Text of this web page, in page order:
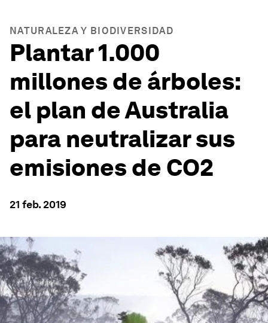
NATURALEZA Y BIODIVERSIDAD
Plantar 1.000
millones de árboles:
el plan de Australia
para neutralizar sus
emisiones de CO2
21 feb. 2019